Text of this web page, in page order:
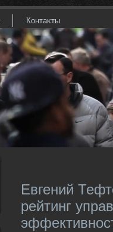
Контаκты
Евгений
рейтинг